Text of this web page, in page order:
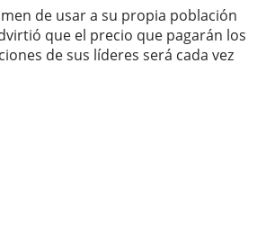
de usar a su propia población
que el precio que pagarán los
de sus líderes será cada vez